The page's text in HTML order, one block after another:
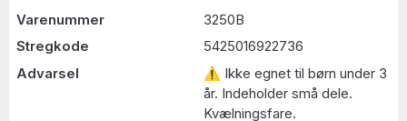
Varenummer
3250B
Stregkode
5425016922736
Advarsel
⚠ Ikke egnet til børn under 3
år. Indeholder små dele.
Kvælningsfare.